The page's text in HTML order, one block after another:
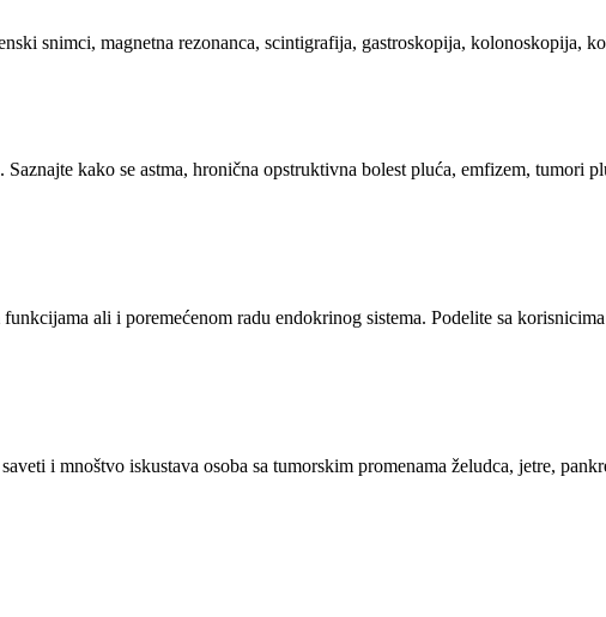
snimci, magnetna rezonanca, scintigrafija, gastroskopija, kolonoskopija,
kako se astma, hronična opstruktivna bolest pluća, emfizem, tumori
ali i poremećenom radu endokrinog sistema. Podelite sa
i mnoštvo iskustava osoba sa tumorskim promenama želudca, jetre,